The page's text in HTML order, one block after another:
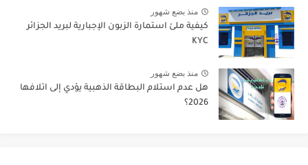
منذ بضع شهور
كيفية ملئ استمارة الزبون الإجبارية لبريد الجزائر
KYC
منذ بضع شهور
هل عدم استلام البطاقة الذهبية يؤدي إلى اتلافها
2026؟